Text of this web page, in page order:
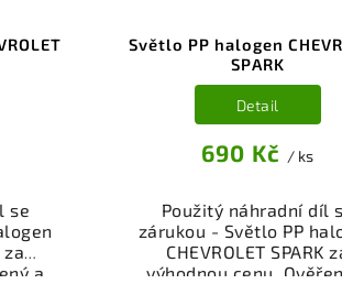
se
za
a
Světlo PP halogen
SPARK
690 Kč / ks
Detail
Použitý náhradní díl
zárukou - Světlo PP
CHEVROLET SPARK
výhodnou cenu.